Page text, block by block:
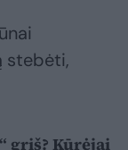
stebėti,
grįš? Kūrėjai